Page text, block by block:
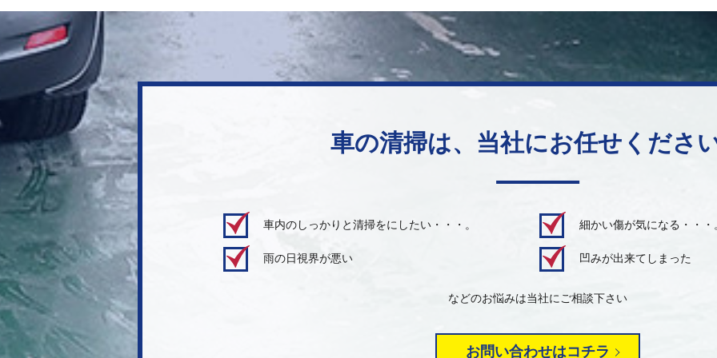
車の清掃は、当社にお任せくださ
車内のしっかりと清掃をにしたい・・・。 細かい傷が気になる・・・
雨の日視界が悪い 凹みが出来てしまった
などのお悩みは当社にご相談下さい
お問い合わせはコチラ